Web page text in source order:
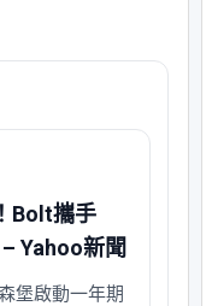
Bolt攜手
Yahoo新聞
堡啟動一年期